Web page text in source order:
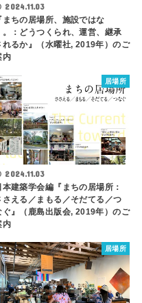
2024.11.03
まちの居場所、施設ではな
。：どうつくられ、運営、継承
れるか』（水曜社, 2019年）のご
内
居場所
2024.11.03
本建築学会編『まちの居場所：
さえる／まもる／そだてる／つ
ぐ』（鹿島出版会, 2019年）のご
内
居場所